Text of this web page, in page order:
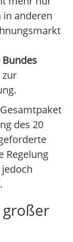
in anderen
zur
des 20
Regelung
jedoch